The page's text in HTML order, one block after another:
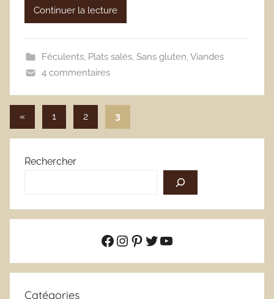
Continuer la lecture
Féculents, Plats salés, Sans gluten Viandes
4 commentaires
Pagination
des
publications
«Publications
précédentes
1 2 3
Rechercher
Facebook
Instagram
Pinterest
Twitter
YouTube
Catégories